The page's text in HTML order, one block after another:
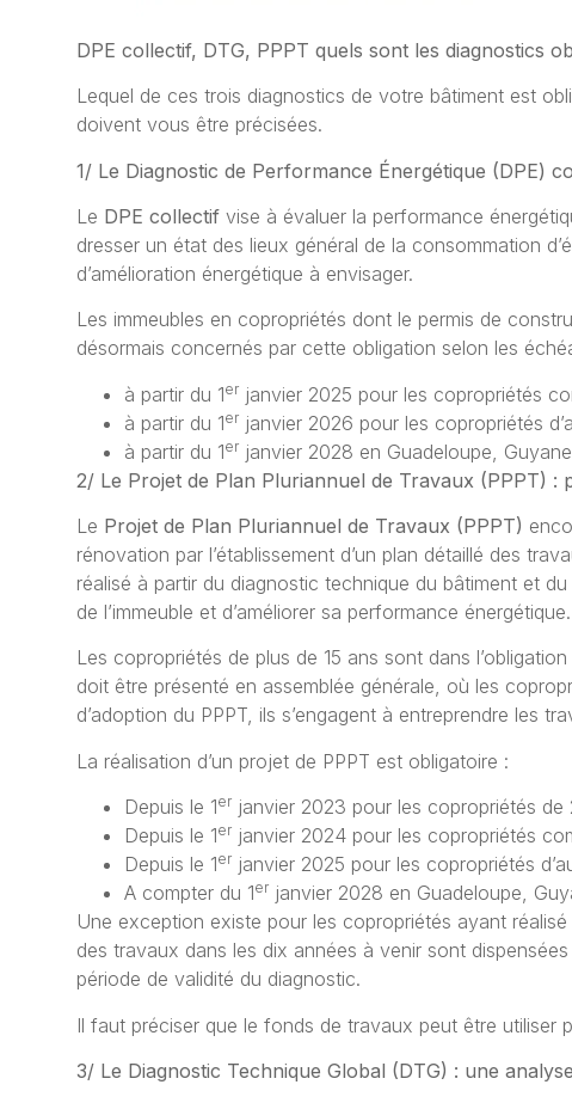
DPE collectif, DTG, PPPT quels sont les diagnostics
Lequel de ces trois diagnostics de votre bâtiment est
doivent vous être précisées.
1/ Le Diagnostic de Performance Énergétique (DPE)
Le DPE collectif vise à évaluer la performance
dresser un état des lieux général de la consommation
d’amélioration énergétique à envisager.
Les immeubles en copropriétés dont le permis de
désormais concernés par cette obligation selon les
à partir du 1er janvier 2025 pour les copropriétés
à partir du 1er janvier 2026 pour les copropriétés
à partir du 1er janvier 2028 en Guadeloupe,
2/ Le Projet de Plan Pluriannuel de Travaux (PPPT)
Le Projet de Plan Pluriannuel de Travaux (PPPT)
rénovation par l’établissement d’un plan détaillé des
réalisé à partir du diagnostic technique du bâtiment et
de l’immeuble et d’améliorer sa performance énergétique.
Les copropriétés de plus de 15 ans sont dans
doit être présenté en assemblée générale, où les
d’adoption du PPPT, ils s’engagent à entreprendre les
La réalisation d’un projet de PPPT est obligatoire :
Depuis le 1er janvier 2023 pour les copropriétés
Depuis le 1er janvier 2024 pour les copropriétés
Depuis le 1er janvier 2025 pour les copropriétés
A compter du 1er janvier 2028 en Guadeloupe,
Une exception existe pour les copropriétés ayant
des travaux dans les dix années à venir sont
période de validité du diagnostic.
Il faut préciser que le fonds de travaux peut être utiliser
3/ Le Diagnostic Technique Global (DTG) : une